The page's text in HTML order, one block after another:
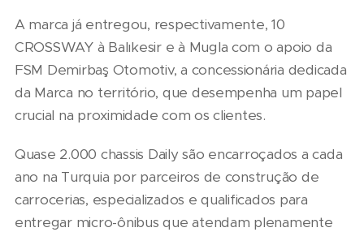
A marca já entregou, respectivamente, 10
CROSSWAY à Balıkesir e à Mugla com o apoio da
FSM Demirbaş Otomotiv, a concessionária dedicada
da Marca no território, que desempenha um papel
crucial na proximidade com os clientes.
Quase 2.000 chassis Daily são encarroçados a cada
ano na Turquia por parceiros de construção de
carrocerias, especializados e qualificados para
entregar micro-ônibus que atendam plenamente